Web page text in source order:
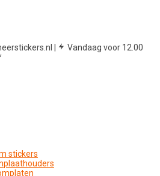
|
Vandaag voor 12.00
stickers